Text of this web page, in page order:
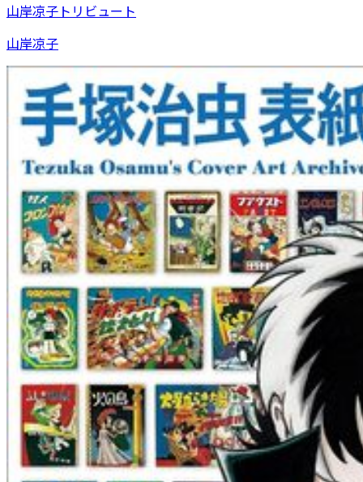
山岸凉子トリビュート
山岸凉子